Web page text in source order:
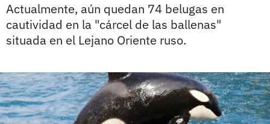
Actualmente, aún quedan 74 belugas en
cautividad en la "cárcel de las ballenas"
situada en el Lejano Oriente ruso.